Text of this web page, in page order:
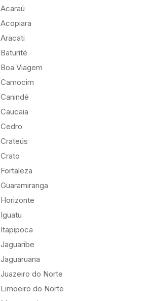
Acaraú
Acopiara
Aracati
Baturité
Boa Viagem
Camocim
Canindé
Caucaia
Cedro
Crateús
Crato
Fortaleza
Guaramiranga
Horizonte
Iguatu
Itapipoca
Jaguaribe
Jaguaruana
Juazeiro do Norte
Limoeiro do Norte